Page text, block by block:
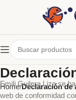
Home Declaración de
Emili Guilera Liza se
web de conformidad